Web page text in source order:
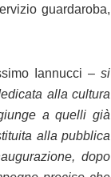
guardaroba,
Iannucci –si
alla cultura
a quelli già
alla pubblica
dopo